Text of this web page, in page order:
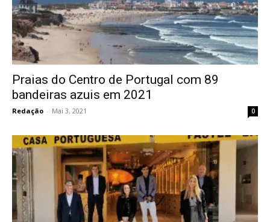
Praias do Centro de Portugal com 89
bandeiras azuis em 2021
Redação - Mai 3, 2021 0